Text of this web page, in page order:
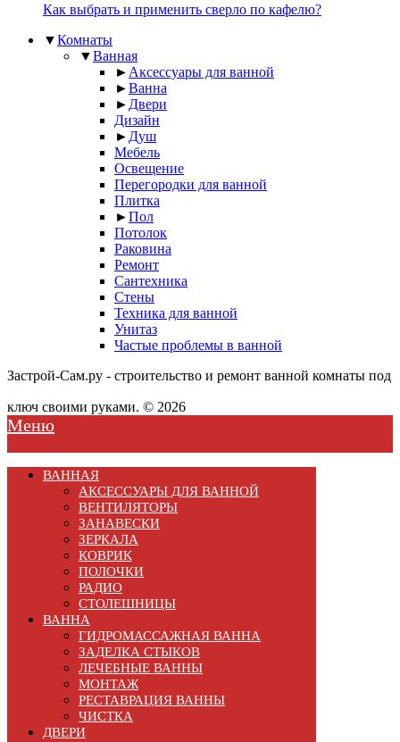
Как выбрать и применить сверло по кафелю?
▼Комнаты
▼Ванная
► Аксессуары для ванной
►Ванна
► Двери
Дизайн
► Душ
Мебель
Освещение
Перегородки для ванной
Плитка
►Пол
Потолок
Раковина
Ремонт
Сантехника
Стены
Техника для ванной
Унитаз
Частые проблемы в ванной
Застрой-Сам.ру - строительство и ремонт ванной комнаты под
ключ своими руками. © 2026
Меню
ВАННАЯ
АКСЕССУАРЫ ДЛЯ ВАННОЙ
ВЕНТИЛЯТОРЫ
ЗАНАВЕСКИ
ЗЕРКАЛА
КОВРИК
ПОЛОЧКИ
РАДИО
СТОЛЕШНИЦЫ
ВАННА
ГИДРОМАССАЖНАЯ ВАННА
ЗАДЕЛКА СТЫКОВ
ЛЕЧЕБНЫЕ ВАННЫ
МОНТАЖ
РЕСТАВРАЦИЯ ВАННЫ
ЧИСТКА
ДВЕРИ